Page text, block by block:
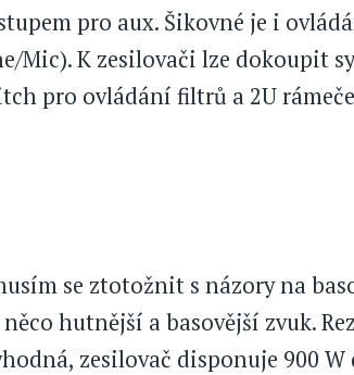
pro aux. Šikovné je i
Mic). K zesilovači lze dokoupit
pro ovládání filtrů a 2U
se ztotožnit s názory na
hutnější a basovější zvuk.
zesilovač disponuje 900 W